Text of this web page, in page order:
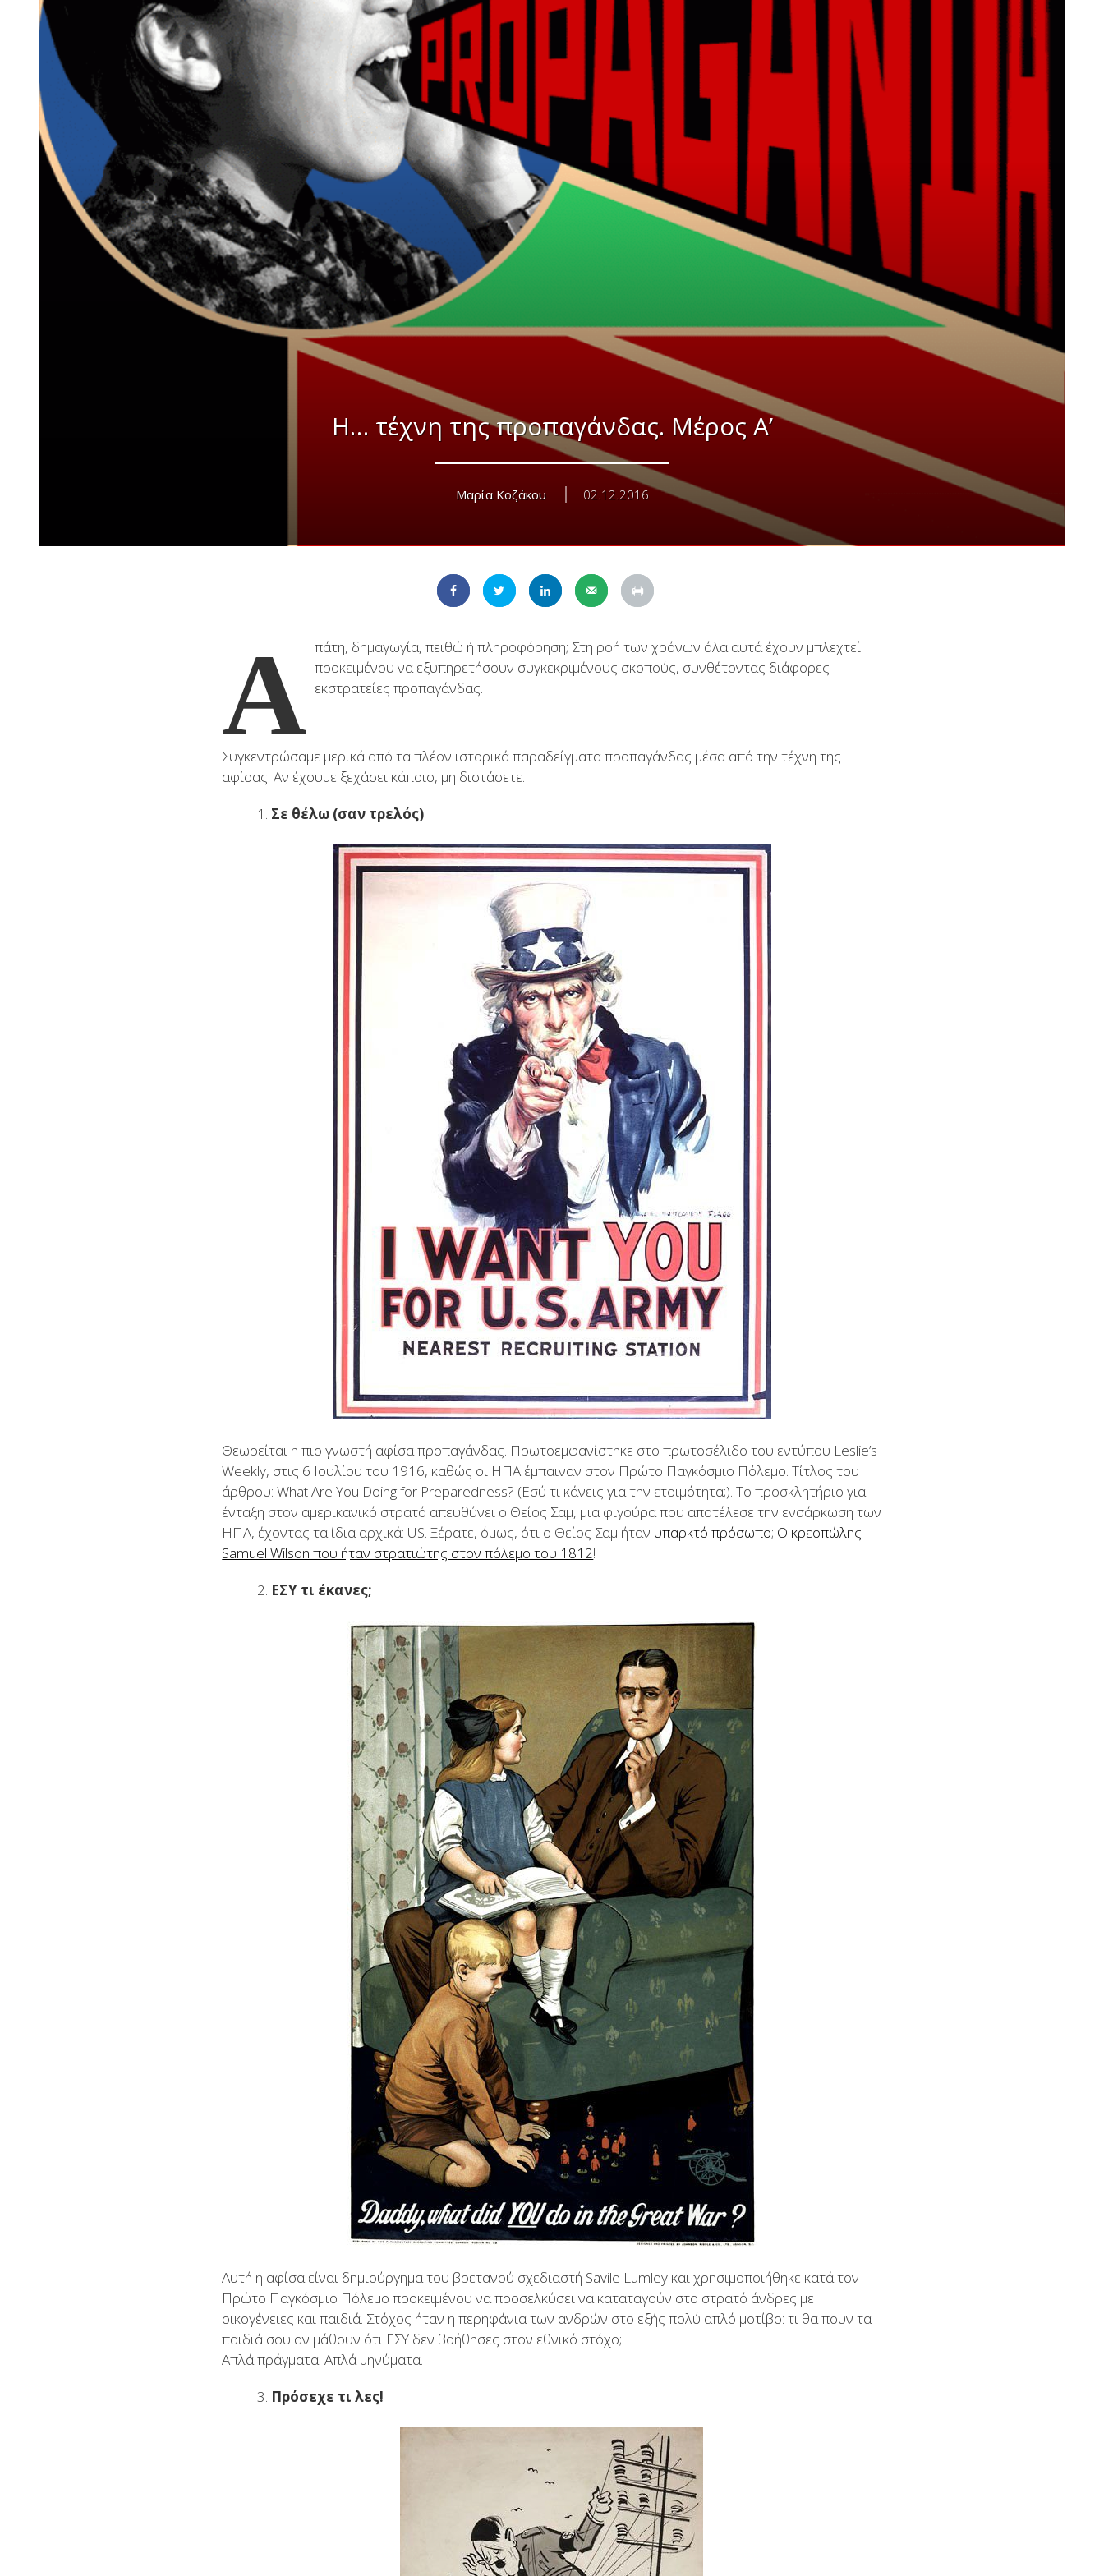
H… τέχνη της προπαγάνδας. Μέρος Α’
Μαρία Κοζάκου 02.12.2016
A πάτη, δημαγωγία, πειθώ ή πληροφόρηση; Στη ροή των χρόνων όλα αυτά έχουν μπλεχτεί
προκειμένου να εξυπηρετήσουν συγκεκριμένους σκοπούς, συνθέτοντας διάφορες
εκστρατείες προπαγάνδας.
Συγκεντρώσαμε μερικά από τα πλέον ιστορικά παραδείγματα προπαγάνδας μέσα από την τέχνη της
αφίσας. Αν έχουμε ξεχάσει κάποιο, μη διστάσετε.
Σε θέλω (σαν τρελός)
Θεωρείται η πιο γνωστή αφίσα προπαγάνδας. Πρωτοεμφανίστηκε στο πρωτοσέλιδο του εντύπου Leslie’s
Weekly, στις 6 Ιουλίου του 1916, καθώς οι ΗΠΑ έμπαιναν στον Πρώτο Παγκόσμιο Πόλεμο. Τίτλος του
άρθρου: What Are You Doing for Preparedness? (Εσύ τι κάνεις για την ετοιμότητα;). Το προσκλητήριο για
ένταξη στον αμερικανικό στρατό απευθύνει ο Θείος Σαμ, μια φιγούρα που αποτέλεσε την ενσάρκωση των
ΗΠΑ, έχοντας τα ίδια αρχικά: US. Ξέρατε, όμως, ότι ο Θείος Σαμ ήταν υπαρκτό πρόσωπο; Ο κρεοπώλης
Samuel Wilson που ήταν στρατιώτης στον πόλεμο του 1812!
ΕΣΥ τι έκανες;
Αυτή η αφίσα είναι δημιούργημα του βρετανού σχεδιαστή Savile Lumley και χρησιμοποιήθηκε κατά τον
Πρώτο Παγκόσμιο Πόλεμο προκειμένου να προσελκύσει να καταταγούν στο στρατό άνδρες με
οικογένειες και παιδιά. Στόχος ήταν η περηφάνια των ανδρών στο εξής πολύ απλό μοτίβο: τι θα πουν τα
παιδιά σου αν μάθουν ότι ΕΣΥ δεν βοήθησες στον εθνικό στόχο;
Απλά πράγματα. Απλά μηνύματα.
Πρόσεχε τι λες!